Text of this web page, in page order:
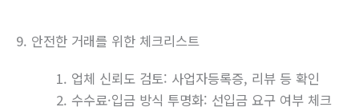
9. 안전한 거래를 위한 체크리스트
업체 신뢰도 검토: 사업자등록증, 리뷰 등 확인
수수료·입금 방식 투명화: 선입금 요구 여부 체크